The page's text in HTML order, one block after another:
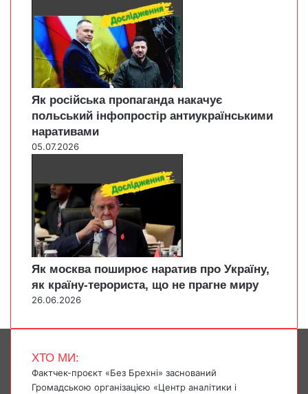
Як російська пропаганда накачує
польський інфопростір антиукраїнськими
наративами
05.07.2026
Як москва поширює наратив про Україну,
як країну-терориста, що не прагне миру
26.06.2026
ХТО МИ:
Фактчек-проєкт «Без Брехні» заснований
Громадською організацією «Центр аналітики і